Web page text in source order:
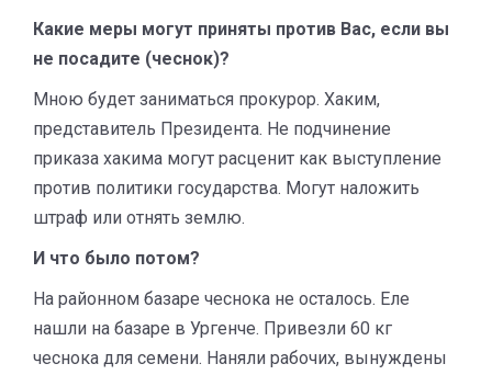
Какие меры могут приняты против Вас, если вы
не посадите (чеснок)?
Мною будет заниматься прокурор. Хаким,
представитель Президента. Не подчинение
приказа хакима могут расценит как выступление
против политики государства. Могут наложить
штраф или отнять землю.
И что было потом?
На районном базаре чеснока не осталось. Еле
нашли на базаре в Ургенче. Привезли 60 кг
чеснока для семени. Наняли рабочих, вынуждены